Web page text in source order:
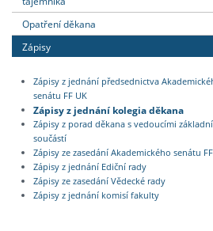
Opatření děkana
Zápisy
Zápisy z jednání předsednictva
senátu FF UK
Zápisy z jednání kolegia děkana
Zápisy z porad děkana s vedoucími
součástí
Zápisy ze zasedání Akademického senátu
Zápisy z jednání Ediční rady
Zápisy ze zasedání Vědecké rady
Zápisy z jednání komisí fakulty